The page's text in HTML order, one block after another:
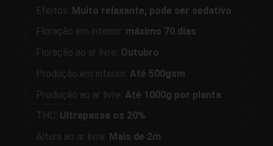
Efeitos: Muito relaxante, pode ser sedativo
Floração em interior: máximo 70 dias
Floração ao ar livre: Outubro
Produção em interior: Até 500gsm
Produção ao ar livre: Até 1000g por planta
THC: Ultrapassa os 20%
Altura ao ar livre: Mais de 2m